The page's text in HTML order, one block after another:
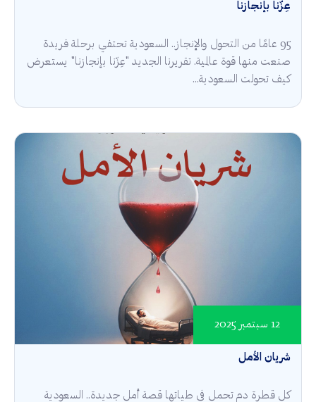
عِزّنا بإنجازنا
95 عامًا من التحول والإنجاز.. السعودية تحتفي برحلة فريدة
صنعت منها قوة عالمية. تقريرنا الجديد "عِزّنا بإنجازنا" يستعرض
كيف تحولت السعودية...
شريان الأمل
12 سبتمبر 2025
كل قطرة دم تحمل في طياتها قصة أمل جديدة.. السعودية